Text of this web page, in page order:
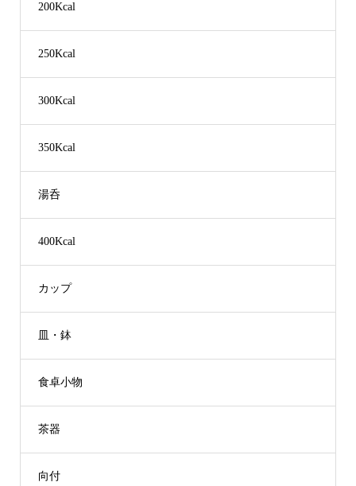
200Kcal
250Kcal
300Kcal
350Kcal
湯呑
400Kcal
カップ
皿・鉢
食卓小物
茶器
向付